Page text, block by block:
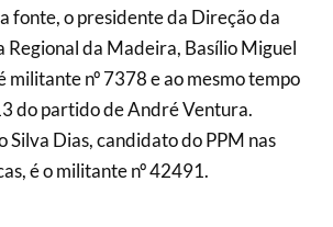
fonte, o presidente da Direção da
Regional da Madeira, Basílio Miguel
militante nº 7378 e ao mesmo tempo
do partido de André Ventura.
Silva Dias, candidato do PPM nas
é o militante nº 42491.